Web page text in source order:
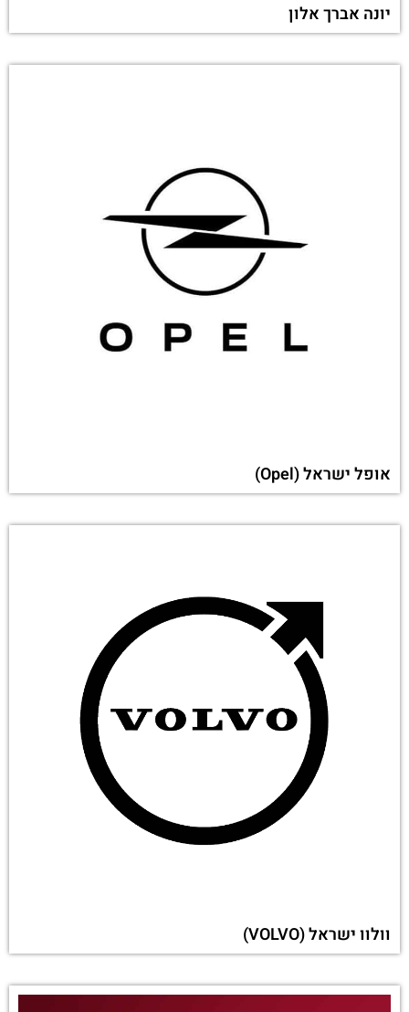
יונה אברך אלון
אופל ישראל (Opel)
וולוו ישראל (VOLVO)